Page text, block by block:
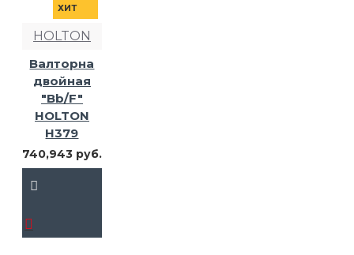
ХИТ
HOLTON
Валторна
двойная
"Bb/F"
HOLTON
H379
740,943 руб.